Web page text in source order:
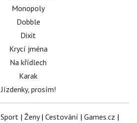
Monopoly
Dobble
Dixit
Krycí jména
Na křídlech
Karak
Jízdenky, prosím!
Sport | Ženy| Cestování | Games.cz |